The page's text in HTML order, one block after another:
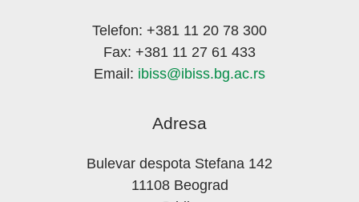
Telefon: +381 11 20 78 300
Fax: +381 11 27 61 433
Email: ibiss@ibiss.bg.ac.rs
Adresa
Bulevar despota Stefana 142
11108 Beograd